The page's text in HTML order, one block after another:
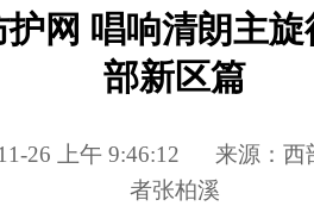
护网 唱响清朗主
部新区篇
26 上午 9:46:12 来源：西
者张柏溪